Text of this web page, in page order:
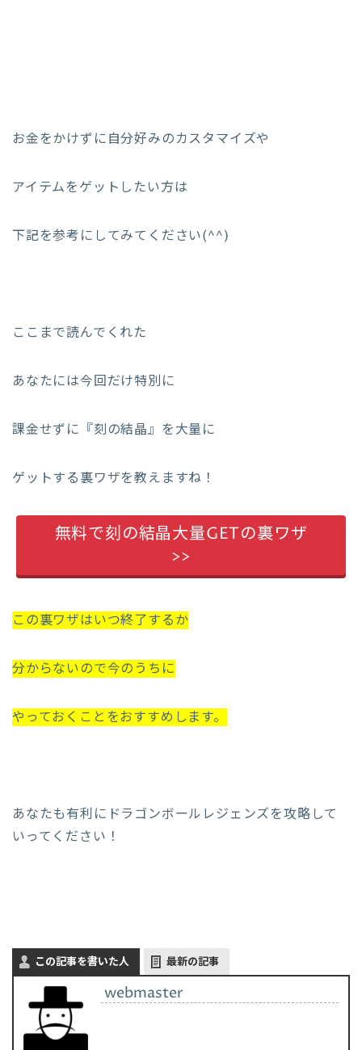
お金をかけずに自分好みのカスタマイズや
アイテムをゲットしたい方は
下記を参考にしてみてください(^^)
ここまで読んでくれた
あなたには今回だけ特別に
課金せずに『刻の結晶』を大量に
ゲットする裏ワザを教えますね！
無料で刻の結晶大量GETの裏ワザ
>>
この裏ワザはいつ終了するか
分からないので今のうちに
やっておくことをおすすめします。
あなたも有利にドラゴンボールレジェンズを攻略して
いってください！
この記事を書いた人 最新の記事
webmaster